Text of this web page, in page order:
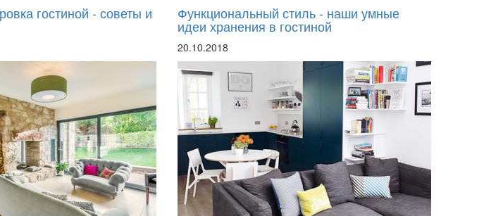
гостиной - советы и Функциональный стиль - наши умные
идеи хранения в гостиной
20.10.2018